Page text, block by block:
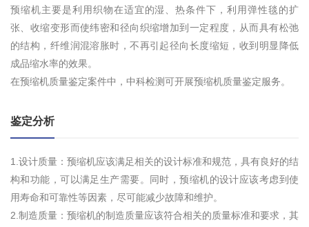
预缩机主要是利用织物在适宜的湿、热条件下，利用弹性毯的扩
张、收缩变形而使纬密和径向织缩增加到一定程度，从而具有松弛
的结构，纤维润混溶胀时，不再引起径向长度缩短，收到明显降低
成品缩水率的效果。
在预缩机质量鉴定案件中，中科检测可开展预缩机质量鉴定服务。
鉴定分析
1.设计质量：预缩机应该满足相关的设计标准和规范，具有良好的结
构和功能，可以满足生产需要。同时，预缩机的设计应该考虑到使
用寿命和可靠性等因素，尽可能减少故障和维护。
2.制造质量：预缩机的制造质量应该符合相关的质量标准和要求，其